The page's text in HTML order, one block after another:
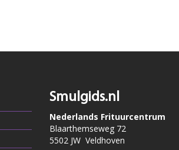
Smulgids.nl
Nederlands Frituurcentrum
Blaarthemseweg 72
5502 JW Veldhoven